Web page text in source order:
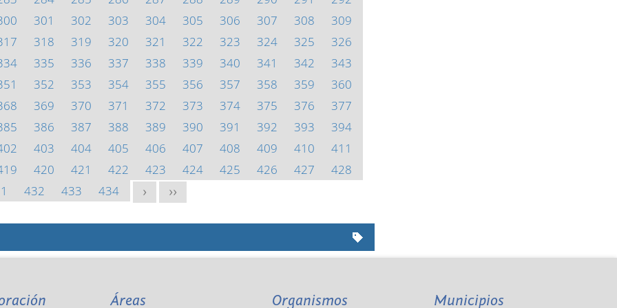
301 302 303 304 305 306 307 308
309
318 319 320 321 322 323 324 325
326
335 336 337 338 339 340 341 342
343
352 353 354 355 356 357 358 359
360
369 370 371 372 373 374 375 376
377
386 387 388 389 390 391 392 393
394
403 404 405 406 407 408 409 410
411
420 421 422 423 424 425 426 427
428
432 433 434 > >>
Áreas Organismos Municipios